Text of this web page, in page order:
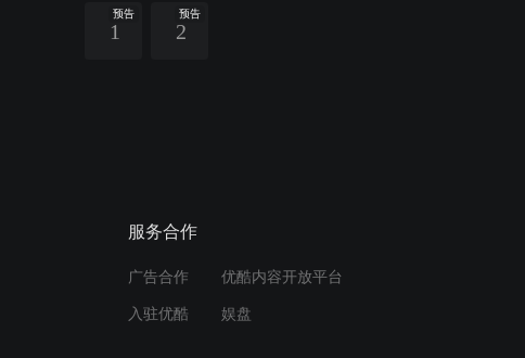
预告
1
预告
2
第十七集丨公子卬断送魏国
服务合作
广告合作 优酷内容开放平台
入驻优酷 娱盘